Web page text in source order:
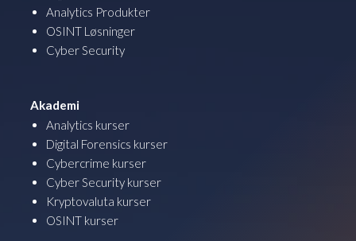
Analytics Produkter
OSINT Løsninger
Cyber Security
Akademi
Analytics kurser
Digital Forensics kurser
Cybercrime kurser
Cyber Security kurser
Kryptovaluta kurser
OSINT kurser